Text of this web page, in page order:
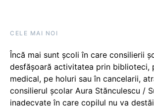
CELE MAI NOI
Încă mai sunt școli în care consilierii
desfășoară activitatea prin biblioteci,
medical, pe holuri sau în cancelarii,
consilierul școlar Aura Stănculescu /
inadecvate în care copilul nu va